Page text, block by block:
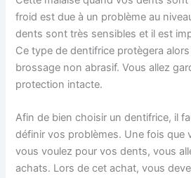
froid est due à un problème au
dents sont très sensibles et il est
Ce type de dentifrice protègera
brossage non abrasif. Vous allez
protection intacte.
Afin de bien choisir un dentifrice, il
définir vos problèmes. Une fois que
vous voulez pour vos dents, vous
achats. Lors de cet achat, vous